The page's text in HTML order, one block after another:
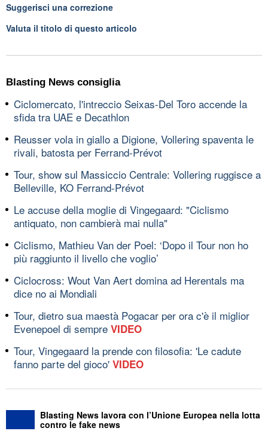
Suggerisci una correzione
Valuta il titolo di questo articolo
Blasting News consiglia
Ciclomercato, l'intreccio Seixas-Del Toro accende la
sfida tra UAE e Decathlon
Reusser vola in giallo a Digione, Vollering spaventa le
rivali, batosta per Ferrand-Prévot
Tour, show sul Massiccio Centrale: Vollering ruggisce a
Belleville, KO Ferrand-Prévot
Le accuse della moglie di Vingegaard: "Ciclismo
antiquato, non cambierà mai nulla"
Ciclismo, Mathieu Van der Poel: ‘Dopo il Tour non ho
più raggiunto il livello che voglio’
Ciclocross: Wout Van Aert domina ad Herentals ma
dice no ai Mondiali
Tour, dietro sua maestà Pogacar per ora c'è il miglior
Evenepoel di sempre VIDEO
Tour, Vingegaard la prende con filosofia: 'Le cadute
fanno parte del gioco' VIDEO
Blasting News lavora con l’Unione Europea nella lotta
contro le fake news